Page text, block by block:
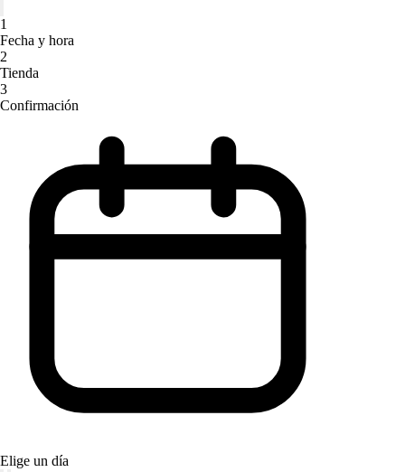
1
Fecha y hora
2
Tienda
3
Confirmación
Elige un día